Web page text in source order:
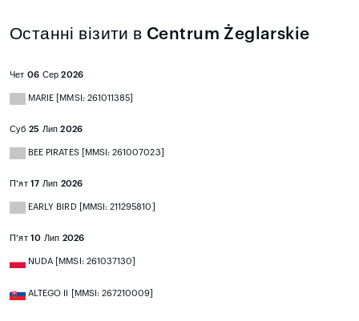
Останні візити в Centrum Żeglarskie
Чет 06 Сер 2026
MARIE [MMSI: 261011385]
Суб 25 Лип 2026
BEE PIRATES [MMSI: 261007023]
П’ят 17 Лип 2026
EARLY BIRD [MMSI: 211295810]
П’ят 10 Лип 2026
NUDA [MMSI: 261037130]
ALTEGO II [MMSI: 267210009]